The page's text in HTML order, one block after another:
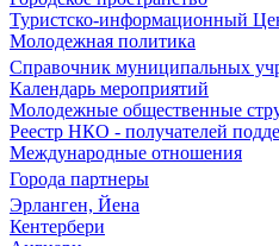
Туристско-информационный
Молодежная политика
Справочник муниципальных
Календарь мероприятий
Молодежные общественные
Реестр НКО - получателей
Международные отношения
Города партнеры
Эрланген, Йена
Кентербери